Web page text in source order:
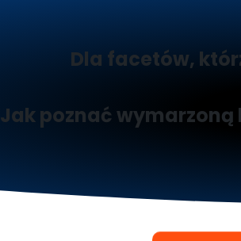
Dla facetów,
Jak poznać